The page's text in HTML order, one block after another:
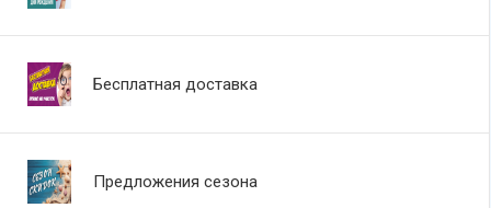
Бесплатная доставка
Предложения сезона